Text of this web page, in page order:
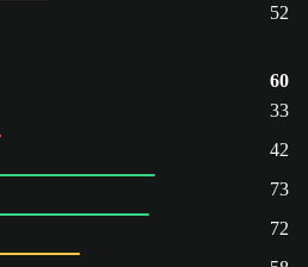
52
60
33
42
73
72